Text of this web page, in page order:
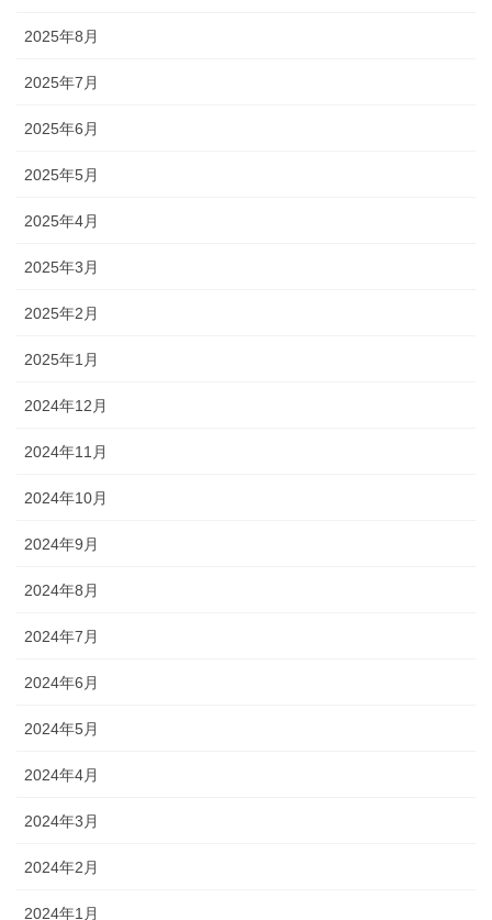
2025年8月
2025年7月
2025年6月
2025年5月
2025年4月
2025年3月
2025年2月
2025年1月
2024年12月
2024年11月
2024年10月
2024年9月
2024年8月
2024年7月
2024年6月
2024年5月
2024年4月
2024年3月
2024年2月
2024年1月